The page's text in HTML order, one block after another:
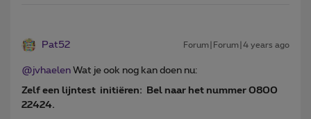
Pat52 Forum|Forum|4 years ago
@jvhaelen Wat je ook nog kan doen nu:
Zelf een lijntest initiëren: Bel naar het nummer 0800
22424.